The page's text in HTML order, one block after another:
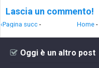
Lascia un commento!
‹Pagina succ - Home -
Oggi è un altro post